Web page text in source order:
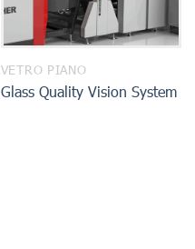
VETRO PIANO
Glass Quality Vision System